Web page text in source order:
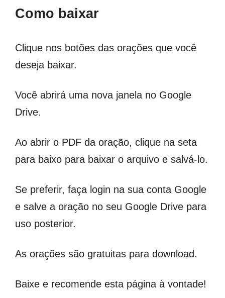
Como baixar
Clique nos botões das orações que você
deseja baixar.
Você abrirá uma nova janela no Google
Drive.
Ao abrir o PDF da oração, clique na seta
para baixo para baixar o arquivo e salvá-lo.
Se preferir, faça login na sua conta Google
e salve a oração no seu Google Drive para
uso posterior.
As orações são gratuitas para download.
Baixe e recomende esta página à vontade!